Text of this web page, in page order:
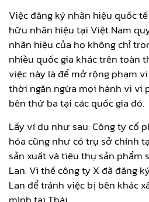
Việc đăng ký nhãn hiệu quốc
hữu nhãn hiệu tại Việt Nam
nhãn hiệu của họ không chỉ
nhiều quốc gia khác trên toàn
việc này là để mở rộng phạm
thời ngăn ngừa mọi hành vi vi
bên thứ ba tại các quốc gia đó.
Lấy ví dụ như sau: Công ty cổ
hóa cũng như có trụ sở chính
sản xuất và tiêu thụ sản phẩm
Lan. Vì thế công ty X đã đăng
Lan để tránh việc bị bên khác